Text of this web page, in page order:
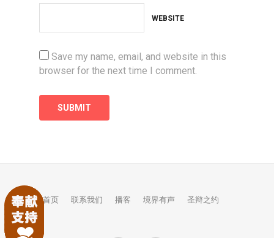
WEBSITE
Save my name, email, and website in this
browser for the next time I comment.
首页 联系我们 播客 境界有声 圣辩之约